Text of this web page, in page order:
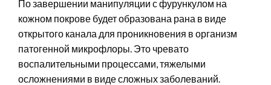
По завершении манипуляции с фурункулом на
кожном покрове будет образована рана в виде
открытого канала для проникновения в организм
патогенной микрофлоры. Это чревато
воспалительными процессами, тяжелыми
осложнениями в виде сложных заболеваний.